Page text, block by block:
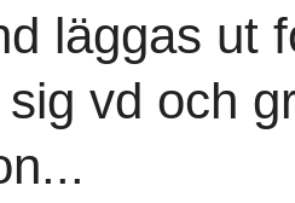
läggas ut
vd och